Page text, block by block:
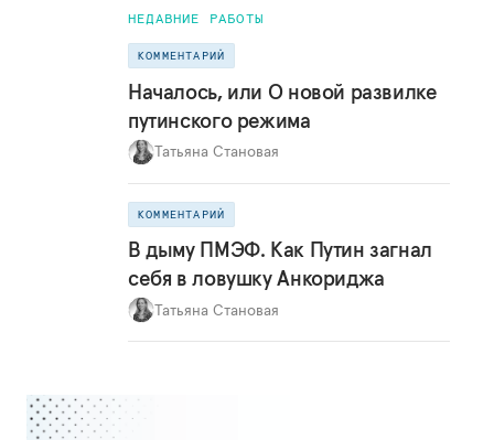
НЕДАВНИЕ РАБОТЫ
КОММЕНТАРИЙ
Началось, или О новой развилке
путинского режима
Татьяна Становая
КОММЕНТАРИЙ
В дыму ПМЭФ. Как Путин загнал
себя в ловушку Анкориджа
Татьяна Становая